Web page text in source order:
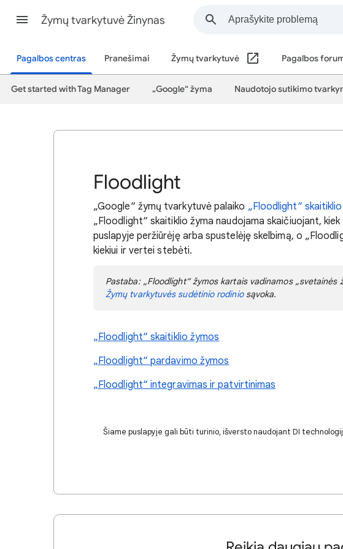
Žymų tvarkytuvė Žinynas
Pagalbos centras Pranešimai Žymų tvarkytuvė Pagalbos
Get started with Tag Manager „Google“ žyma Naudotojo sutikimo
Floodlight
„Google“ žymų tvarkytuvė palaiko „Floodlight“
„Floodlight“ skaitiklio žyma naudojama skaičiuojant,
puslapyje peržiūrėję arba spustelėję skelbimą, o
kiekiui ir vertei stebėti.
Pastaba: „Floodlight“ žymos kartais vadinamos
Žymų tvarkytuvės sudėtinio rodiniosąvoka.
„Floodlight“ skaitiklio žymos
„Floodlight“ pardavimo žymos
„Floodlight“ integravimas ir patvirtinimas
Šiame puslapyje gali būti turinio, išversto naudojant DI